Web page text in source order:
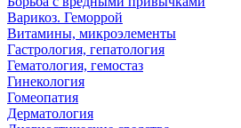
Варикоз. Геморрой
Витамины, микроэлементы
Гастрология, гепатология
Гематология, гемостаз
Гинекология
Гомеопатия
Дерматология